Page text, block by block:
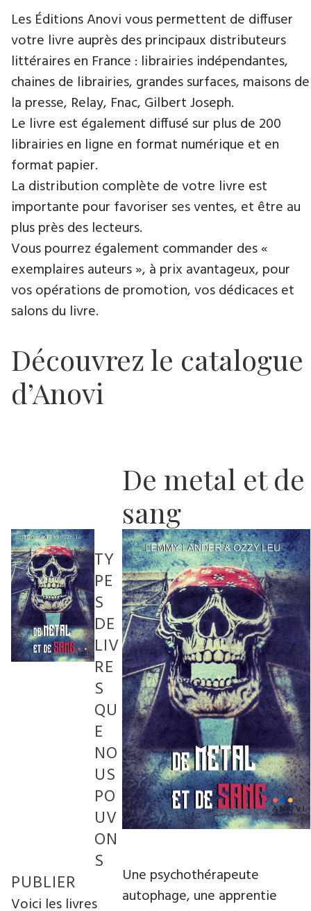
Les Éditions Anovi vous permettent de diffuser
votre livre auprès des principaux distributeurs
littéraires en France : librairies indépendantes,
chaines de librairies, grandes surfaces, maisons de
la presse, Relay, Fnac, Gilbert Joseph.
Le livre est également diffusé sur plus de 200
librairies en ligne en format numérique et en
format papier.
La distribution complète de votre livre est
importante pour favoriser ses ventes, et être au
plus près des lecteurs.
Vous pourrez également commander des «
exemplaires auteurs », à prix avantageux, pour
vos opérations de promotion, vos dédicaces et
salons du livre.
Découvrez le catalogue
d’Anovi
De metal et de
sang
Une psychothérapeute
autophage, une apprentie
TY
PE
S
DE
LIV
RE
S
QU
E
NO
US
PO
UV
ON
S
PUBLIER
Voici les livres